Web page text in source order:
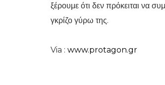
ξέρουμε ότι δεν πρόκειται να
γκρίζο γύρω της.
Via : www.protagon.gr